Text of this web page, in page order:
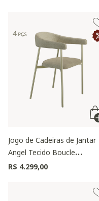
Jogo de Cadeiras de Jantar
Angel Tecido Boucle
Champanhe Vanilla
R$ 4.299,00